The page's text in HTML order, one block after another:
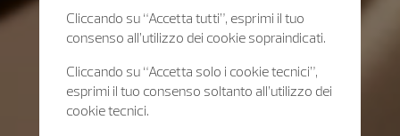
Cliccando su “Accetta tutti”, esprimi il tuo
consenso all’utilizzo dei cookie sopraindicati.
Cliccando su “Accetta solo i cookie tecnici”,
esprimi il tuo consenso soltanto all’utilizzo dei
cookie tecnici.